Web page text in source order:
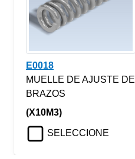
E0018
MUELLE DE AJUSTE DE
BRAZOS
(X10M3)
SELECCIONE